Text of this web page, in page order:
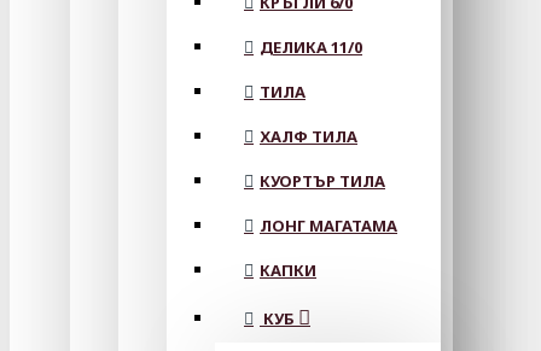
ДЕЛИКА 11/0
ТИЛА
ХАЛФ ТИЛА
КУОРТЪР ТИЛА
ЛОНГ МАГАТАМА
КАПКИ
КУБ